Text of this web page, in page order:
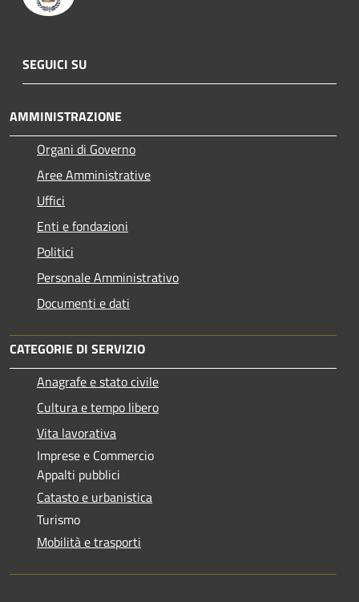
SEGUICI SU
AMMINISTRAZIONE
Organi di Governo
Aree Amministrative
Uffici
Enti e fondazioni
Politici
Personale Amministrativo
Documenti e dati
CATEGORIE DI SERVIZIO
Anagrafe e stato civile
Cultura e tempo libero
Vita lavorativa
Imprese e Commercio
Appalti pubblici
Catasto e urbanistica
Turismo
Mobilità e trasporti